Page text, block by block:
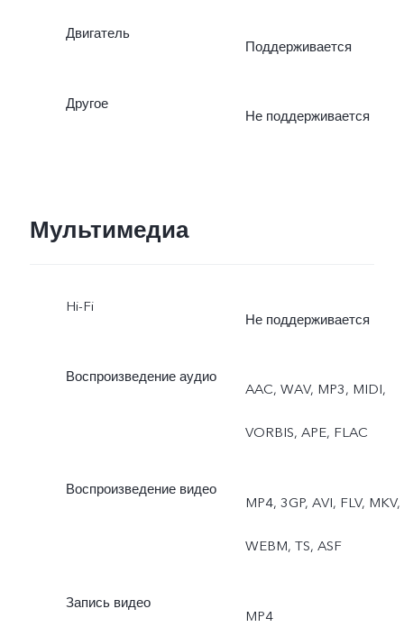
Двигатель
Поддерживается
Другое
Не поддерживается
Мультимедиа
Hi-Fi
Не поддерживается
Воспроизведение аудио
AAC, WAV, MP3, MIDI,
VORBIS, APE, FLAC
Воспроизведение видео
MP4, 3GP, AVI, FLV, MKV,
WEBM, TS, ASF
Запись видео
MP4